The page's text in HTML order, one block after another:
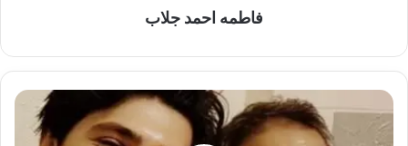
فاطمه احمد جلاب
أول
تعليق
من